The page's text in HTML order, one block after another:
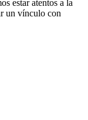
estar atentos a la
un vínculo con